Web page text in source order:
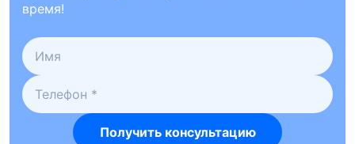
время!
Получить консультацию